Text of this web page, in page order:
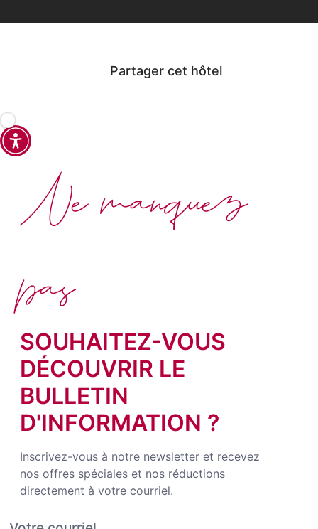
Partager cet hôtel
SOUHAITEZ-VOUS
DÉCOUVRIR LE
BULLETIN
D'INFORMATION ?
Inscrivez-vous à notre newsletter et recevez
nos offres spéciales et nos réductions
directement à votre courriel.
Ne manquez
pas